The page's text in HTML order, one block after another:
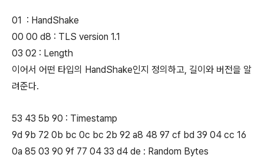
01 : HandShake
00 00 d8 : TLS version 1.1
03 02 : Length
이어서 어떤 타입의 HandShake인지 정의하고, 길이와 버전을 알
려준다.
53 43 5b 90 : Timestamp
9d 9b 72 0b bc 0c bc 2b 92 a8 48 97 cf bd 39 04 cc 16
0a 85 03 90 9f 77 04 33 d4 de : Random Bytes